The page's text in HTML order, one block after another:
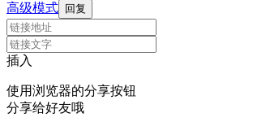
高级模式 回复
插入
使用浏览器的分享按钮
分享给好友哦